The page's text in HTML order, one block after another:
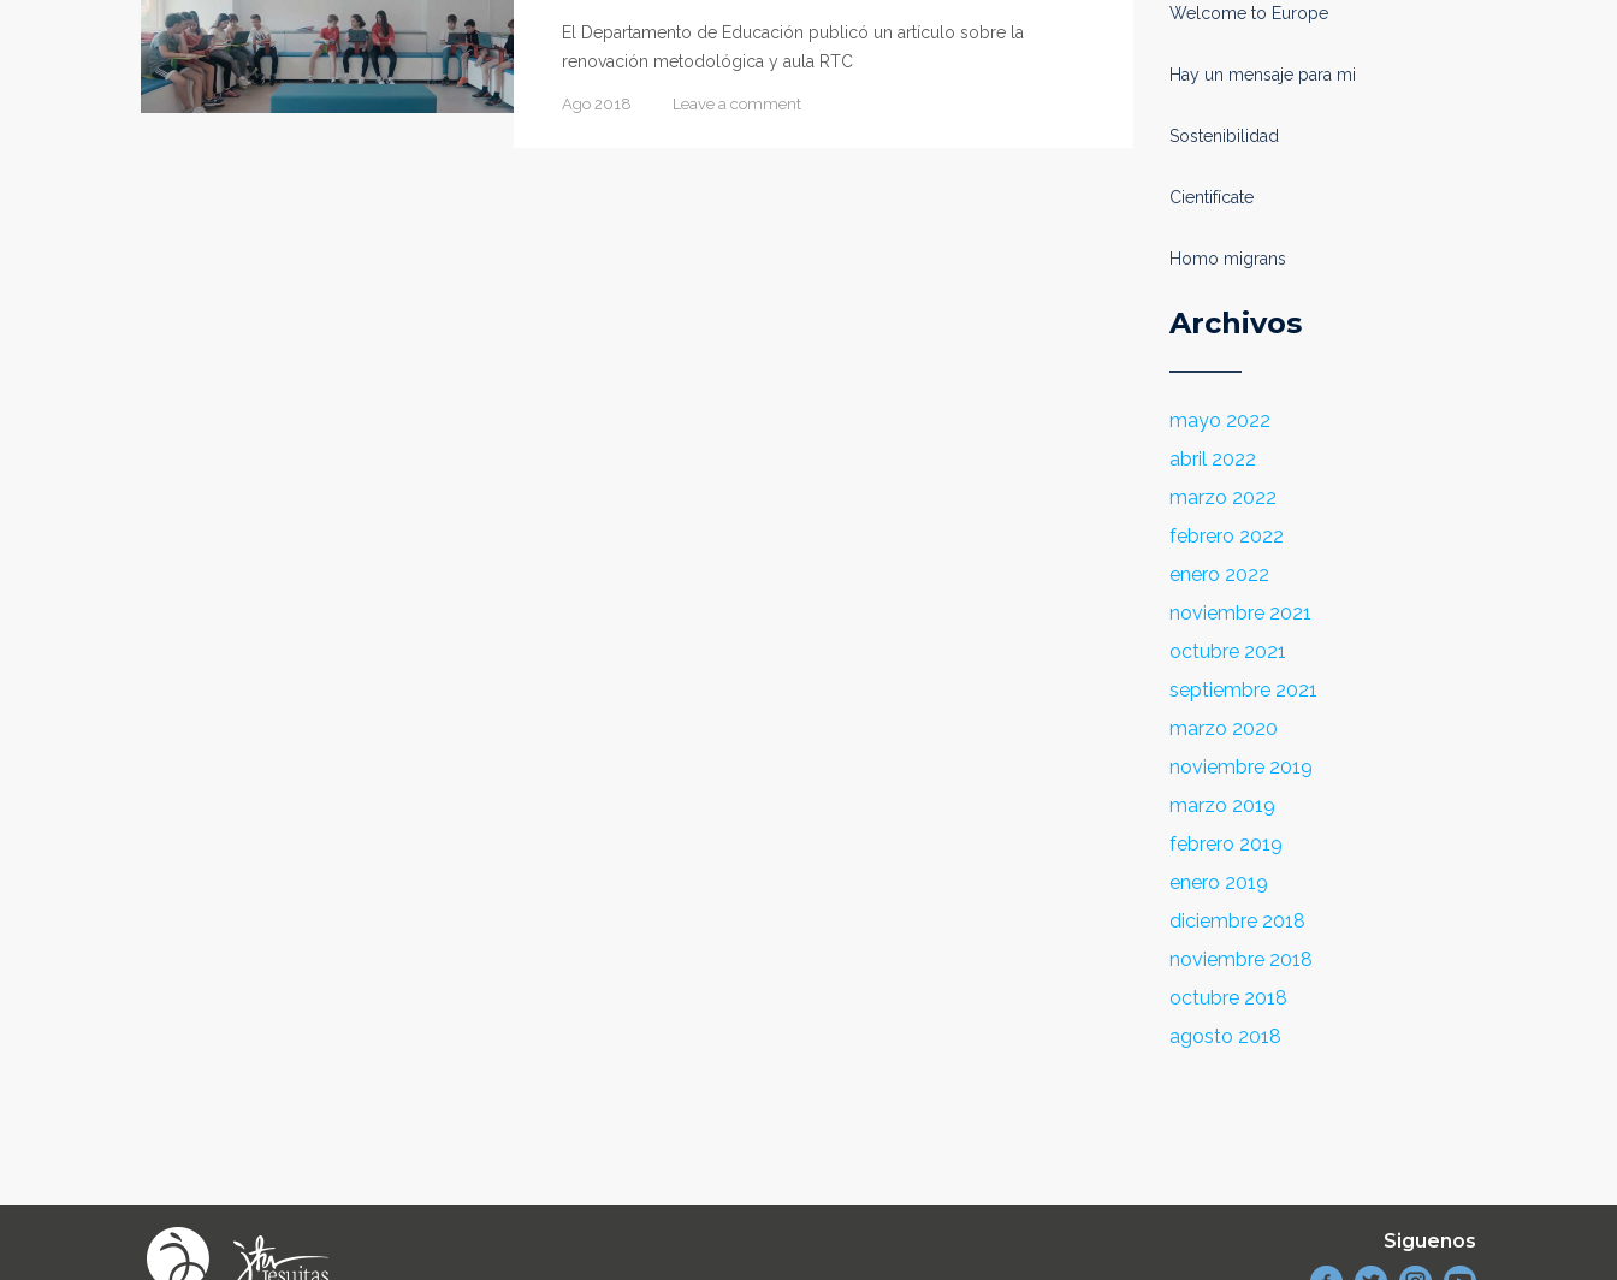
El Departamento de Educación publicó un artículo sobre la
renovación metodológica y aula RTC
Ago 2018 Leave a comment
Welcome to Europe
Hay un mensaje para mi
Sostenibilidad
Cientifícate
Homo migrans
Archivos
mayo 2022
abril 2022
marzo 2022
febrero 2022
enero 2022
noviembre 2021
octubre 2021
septiembre 2021
marzo 2020
noviembre 2019
marzo 2019
febrero 2019
enero 2019
diciembre 2018
noviembre 2018
octubre 2018
agosto 2018
Siguenos